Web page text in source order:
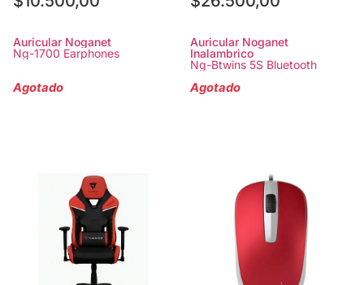
Auricular Noganet
Ng-1700 Earphones
Agotado
Auricular Noganet
Inalambrico
Ng-Btwins 5S Bluetooth
Agotado